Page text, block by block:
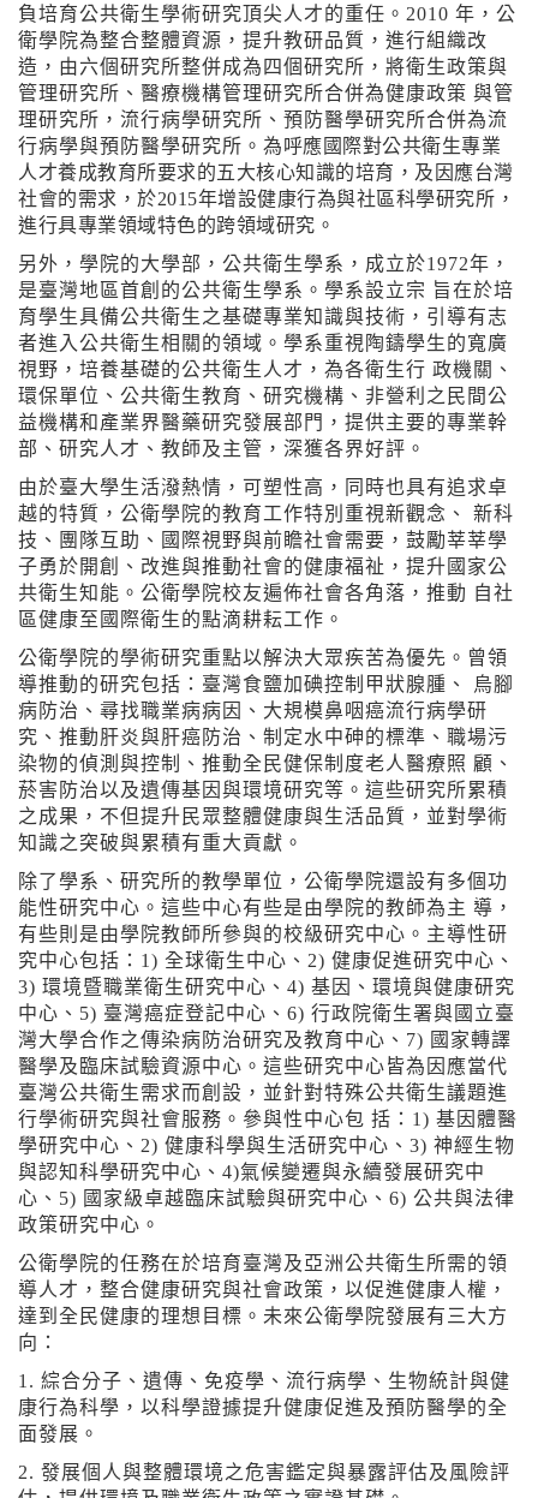
負培育公共衛生學術研究頂尖人才的重任。2010 年，公
衛學院為整合整體資源，提升教研品質，進行組織改
造，由六個研究所整併成為四個研究所，將衛生政策與
管理研究所、醫療機構管理研究所合併為健康政策 與管
理研究所，流行病學研究所、預防醫學研究所合併為流
行病學與預防醫學研究所。 為 呼應國際對公共衛生專業
人才養成教育所要求的五大核心知識的培育，及因應台灣
社會的需求，於2015年增設健康行為與社區科學研究所，
進行具專業領域特色的跨領域研究。
另外，學院的大學部，公共衛生學系，成立於1972年，
是臺灣地區首創的公共衛生學系。學系設立宗 旨在於培
育學生具備公共衛生之基礎專業知識與技術，引導有志
者進入公共衛生相關的領域。學系重視陶鑄學生的寬廣
視野，培養基礎的公共衛生人才，為各衛生行 政機關、
環保單位、公共衛生教育、研究機構、非營利之民間公
益機構和產業界醫藥研究發展部門，提供主要的專業幹
部、研究人才、教師及主管，深獲各界好評。
由於臺大學生活潑熱情，可塑性高，同時也具有追求卓
越的特質，公衛學院的教育工作特別重視新觀念、 新科
技、團隊互助、國際視野與前瞻社會需要，鼓勵莘莘學
子勇於開創、改進與推動社會的健康福祉，提升國家公
共衛生知能。公衛學院校友遍佈社會各角落，推動 自社
區健康至國際衛生的點滴耕耘工作。
公衛學院的學術研究重點以解決大眾疾苦為優先。曾領
導推動的研究包括：臺灣食鹽加碘控制甲狀腺腫、 烏腳
病防治、尋找職業病病因、大規模鼻咽癌流行病學研
究、推動肝炎與肝癌防治、制定水中砷的標準、職場污
染物的偵測與控制、推動全民健保制度老人醫療照 顧、
菸害防治以及遺傳基因與環境研究等。這些研究所累積
之成果，不但提升民眾整體健康與生活品質，並對學術
知識之突破與累積有重大貢獻。
除了學系、研究所的教學單位，公衛學院還設有多個功
能性研究中心。這些中心有些是由學院的教師為主 導，
有些則是由學院教師所參與的校級研究中心。主導性研
究中心包括：1) 全球衛生中心、2) 健康促進研究中心、
3) 環境暨職業衛生研究中心、4) 基因、環境與健康研究
中心、5) 臺灣癌症登記中心、6) 行政院衛生署與國立臺
灣大學合作之傳染病防治研究及教育中心、7) 國家轉譯
醫學及臨床試驗資源中心。這些研究中心皆為因應當代
臺灣公共衛生需求而創設，並針對特殊公共衛生議題進
行學術研究與社會服務。參與性中心包 括：1) 基因體醫
學研究中心、2) 健康科學與生活研究中心、3) 神經生物
與認知科學研究中心、4)氣候變遷與永續發展研究中
心、5) 國家級卓越臨床試驗與研究中心、6) 公共與法律
政策研究中心。
公衛學院的任務在於培育臺灣及亞洲公共衛生所需的領
導人才，整合健康研究與社會政策，以促進健康人權，
達到全民健康的理想目標。未來公衛學院發展有三大方
向：
1. 綜合分子、遺傳、免疫學、流行病學、生物統計與健
康行為科學，以科學證據提升健康促進及預防醫學的全
面發展。
2. 發展個人與整體環境之危害鑑定與暴露評估及風險評